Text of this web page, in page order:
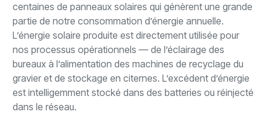
centaines de panneaux solaires qui génèrent une grande
partie de notre consommation d’énergie annuelle.
L’énergie solaire produite est directement utilisée pour
nos processus opérationnels — de l’éclairage des
bureaux à l’alimentation des machines de recyclage du
gravier et de stockage en citernes. L’excédent d’énergie
est intelligemment stocké dans des batteries ou réinjecté
dans le réseau.